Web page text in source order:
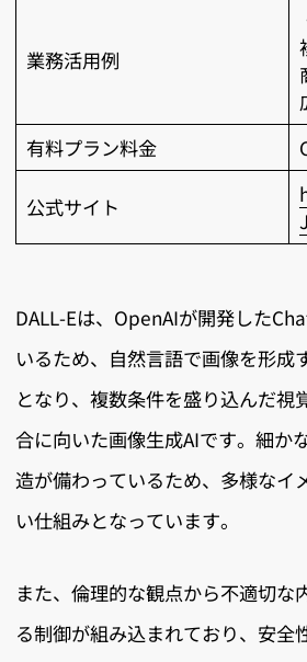
業務活用例
有料プラン料金
公式サイト
DALL-Eは、OpenAIが開発した
いるため、自然言語で画像を形成
となり、複数条件を盛り込んだ視
合に向いた画像生成AIです。細か
造が備わっているため、多様なイ
い仕組みとなっています。
また、倫理的な観点から不適切な
る制御が組み込まれており、安全